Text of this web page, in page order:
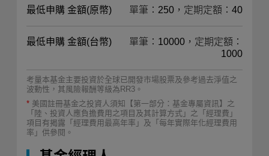
最低申購 金額(原幣) 單筆：250，定期定額：40
最低申購 金額(台幣)
單筆：10000，定期定額：
1000
考量本基金主要投資於全球已開發市場股票及參考過去淨值之
波動性，其風險報酬等級為RR3。
* 美國註冊基金之投資人須知【第一部分：基金專屬資訊】之
「陸、投資人應負擔費用之項目及其計算方式」之「經理費」
項目有揭露「經理費用最高年率」及「每年實際年化經理費用
率」供參閱。